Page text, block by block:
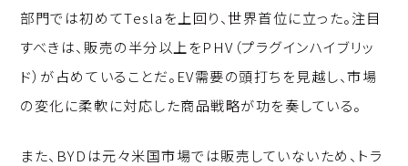
部門では初めてTeslaを上回り、世界首位に立った。注目
すべきは、販売の半分以上をPHV（プラグインハイブリッ
ド）が占めていることだ。EV需要の頭打ちを見越し、市場
の変化に柔軟に対応した商品戦略が功を奏している。
また、BYDは元々米国市場では販売していないため、トラ